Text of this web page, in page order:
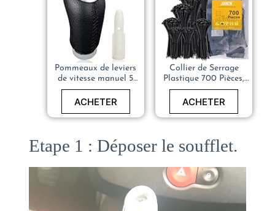
Pommeaux de leviers
de vitesse manuel 5
vitesses pour Renault
Clio III 2005-09,
2003-09, Clio 4 2012-
Adaptateur
ACHETER
Collier de Serrage
Plastique 700 Pièces,
Serflex
100/150/200/250/300mm
ACHETER
Etape 1 : Déposer le soufflet.